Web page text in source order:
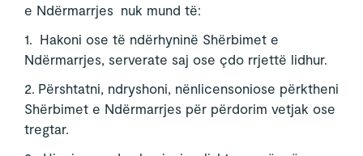
e Ndërmarrjes nuk mund të:
1. Hakoni ose të ndërhyninë Shërbimet e
Ndërmarrjes, serverate saj ose çdo rrjettë lidhur.
2. Përshtatni, ndryshoni, nënlicensoniose përktheni
Shërbimet e Ndërmarrjes për përdorim vetjak ose
tregtar.